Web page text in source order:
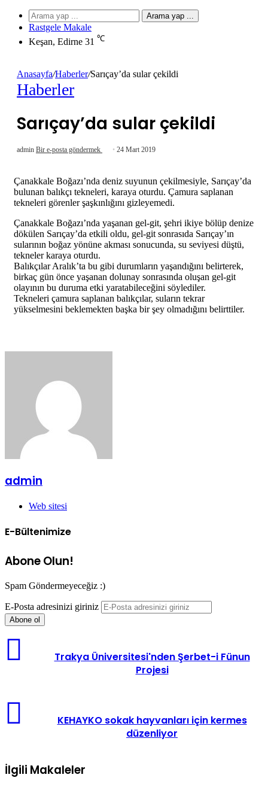
Arama yap ...
Rastgele Makale
Keşan, Edirne 31 ℃
Anasayfa/Haberler/Sarıçay’da sular çekildi
Haberler
Sarıçay’da sular çekildi
admin Bir e-posta göndermek 24 Mart 2019
Çanakkale Boğazı’nda deniz suyunun çekilmesiyle, Sarıçay’da
bulunan balıkçı tekneleri, karaya oturdu. Çamura saplanan
tekneleri görenler şaşkınlığını gizleyemedi.
Çanakkale Boğazı’nda yaşanan gel-git, şehri ikiye bölüp denize
dökülen Sarıçay’da etkili oldu, gel-git sonrasıda Sarıçay’ın
sularının boğaz yönüne akması sonucunda, su seviyesi düştü,
tekneler karaya oturdu.
Balıkçılar Aralık’ta bu gibi durumların yaşandığını belirterek,
birkaç gün önce yaşanan dolunay sonrasında oluşan gel-git
olayının bu duruma etki yaratabileceğini söylediler.
Tekneleri çamura saplanan balıkçılar, suların tekrar
yükselmesini beklemekten başka bir şey olmadığını belirttiler.
admin
Web sitesi
E-Bültenimize
Abone Olun!
Spam Göndermeyeceğiz :)
E-Posta adresinizi giriniz
Trakya Üniversitesi'nden Şerbet-i Fünun
Projesi
KEHAYKO sokak hayvanları için kermes
düzenliyor
İlgili Makaleler